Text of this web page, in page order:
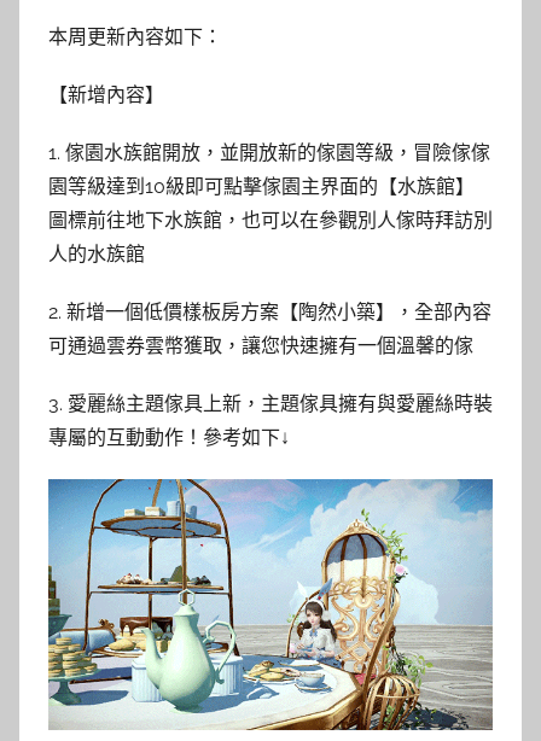
本周更新內容如下：
【新增內容】
1. 傢園水族館開放，並開放新的傢園等級，冒險傢傢
園等級達到10級即可點擊傢園主界面的【水族館】
圖標前往地下水族館，也可以在參觀別人傢時拜訪別
人的水族館
2. 新增一個低價樣板房方案【陶然小築】，全部內容
可通過雲券雲幣獲取，讓您快速擁有一個溫馨的傢
3. 愛麗絲主題傢具上新，主題傢具擁有與愛麗絲時裝
專屬的互動動作！參考如下↓